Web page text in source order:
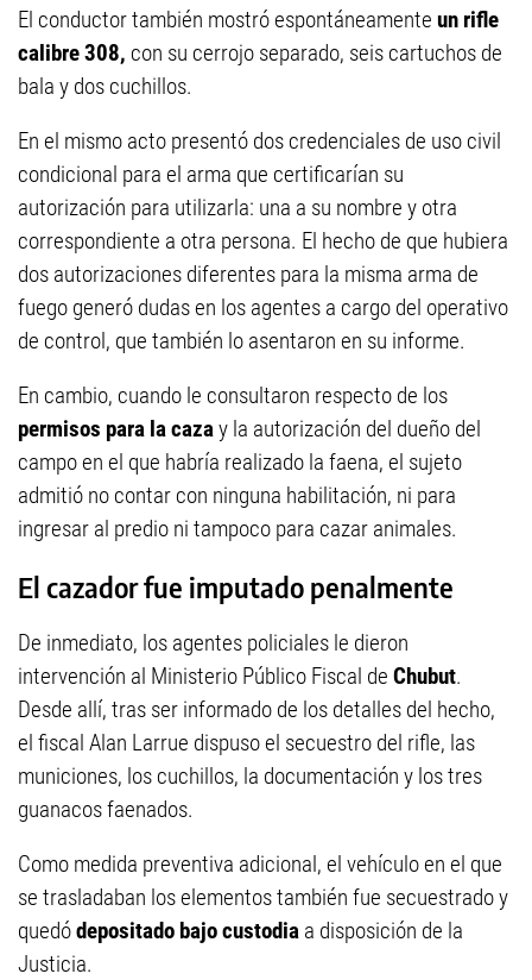
El conductor también mostró espontáneamente un rifle
calibre 308, con su cerrojo separado, seis cartuchos de
bala y dos cuchillos.
En el mismo acto presentó dos credenciales de uso civil
condicional para el arma que certificarían su
autorización para utilizarla: una a su nombre y otra
correspondiente a otra persona. El hecho de que hubiera
dos autorizaciones diferentes para la misma arma de
fuego generó dudas en los agentes a cargo del operativo
de control, que también lo asentaron en su informe.
En cambio, cuando le consultaron respecto de los
permisos para la cazay la autorización del dueño del
campo en el que habría realizado la faena, el sujeto
admitió no contar con ninguna habilitación, ni para
ingresar al predio ni tampoco para cazar animales.
El cazador fue imputado penalmente
De inmediato, los agentes policiales le dieron
intervención al Ministerio Público Fiscal de Chubut.
Desde allí, tras ser informado de los detalles del hecho,
el fiscal Alan Larrue dispuso el secuestro del rifle, las
municiones, los cuchillos, la documentación y los tres
guanacos faenados.
Como medida preventiva adicional, el vehículo en el que
se trasladaban los elementos también fue secuestrado y
quedódepositado bajo custodia a disposición de la
Justicia.